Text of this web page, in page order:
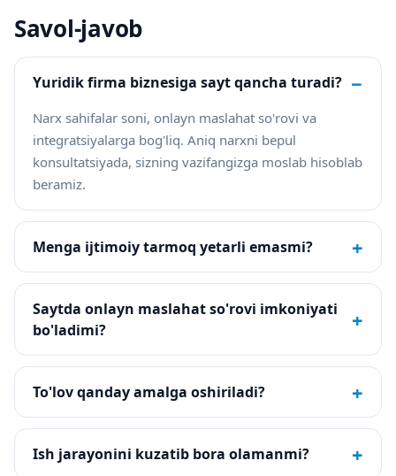
Savol-javob
Yuridik firma biznesiga sayt qancha turadi? −
Narx sahifalar soni, onlayn maslahat so'rovi va
integratsiyalarga bog'liq. Aniq narxni bepul
konsultatsiyada, sizning vazifangizga moslab hisoblab
beramiz.
Menga ijtimoiy tarmoq yetarli emasmi? +
Saytda onlayn maslahat so'rovi imkoniyati
bo'ladimi?
+
To'lov qanday amalga oshiriladi? +
Ish jarayonini kuzatib bora olamanmi? +